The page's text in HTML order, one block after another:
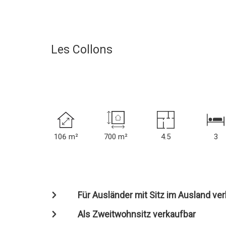
Les Collons
106 m² 700 m² 4.5 3
Für Ausländer mit Sitz im Ausland
Als Zweitwohnsitz verkaufbar